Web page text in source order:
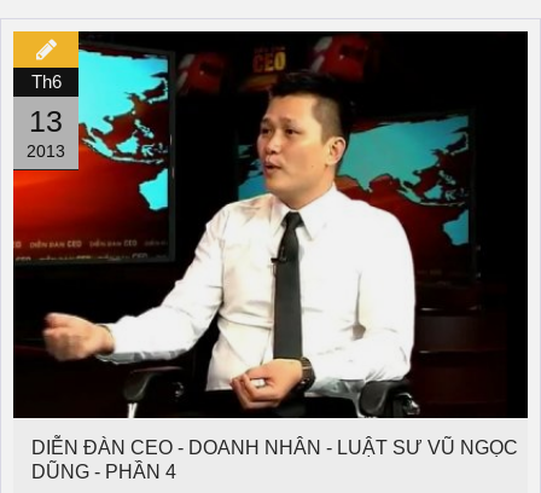
Th6
13
2013
DIỄN ĐÀN CEO - DOANH NHÂN - LUẬT SƯ VŨ NGỌC
DŨNG - PHẦN 4